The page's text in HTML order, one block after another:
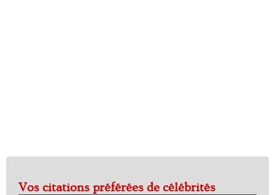
Vos citations préférées de célébrités